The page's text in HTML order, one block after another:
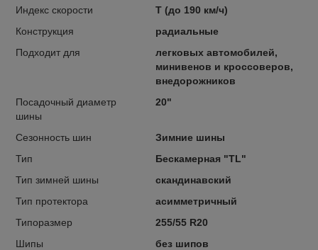
Индекс скорости
T (до 190 км/ч)
Конструкция
радиальные
Подходит для
легковых автомобилей,
минивенов и кроссоверов,
внедорожников
Посадочный диаметр
шины
20"
Сезонность шин
Зимние шины
Тип
Бескамерная "TL"
Тип зимней шины
скандинавский
Тип протектора
асимметричный
Типоразмер
255/55 R20
Шипы
без шипов